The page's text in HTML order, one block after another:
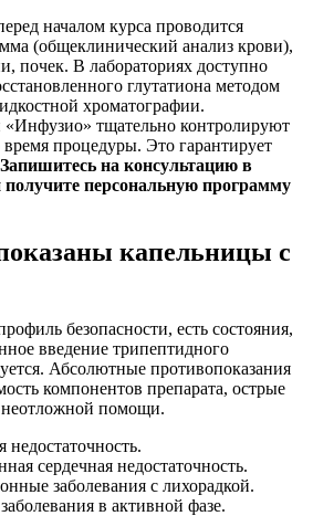
началом курса проводится
(общеклинический анализ крови),
почек. В лабораториях доступно
глутатиона методом
хроматографии.
тщательно контролируют
время процедуры. Это гарантирует
Запишитесь на консультацию в
персональную программу
капельницы с
безопасности, есть состояния,
введение трипептидного
Абсолютные противопоказания
компонентов препарата, острые
помощи.
недостаточность.
сердечная недостаточность.
заболевания с лихорадкой.
в активной фазе.